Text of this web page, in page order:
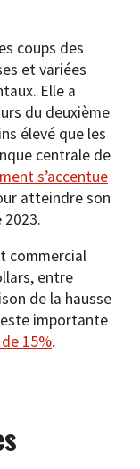
coups des
et variées
Elle a
du deuxième
élevé que les
centrale de
s’accentue
atteindre son
commercial
entre
de la hausse
importante
15%.